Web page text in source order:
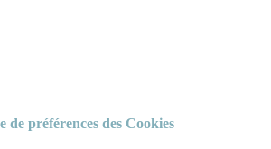
de préférences des Cookies